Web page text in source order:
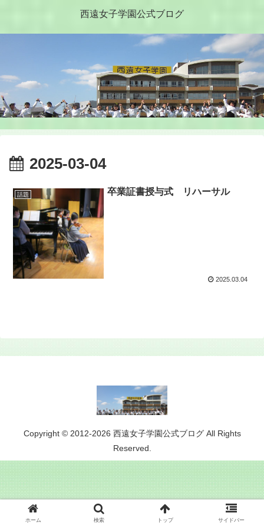
西遠女子学園公式ブログ
2025-03-04
話題 卒業証書授与式 リハーサル
2025.03.04
Copyright © 2012-2026 西遠女子学園公式ブログ All Rights
Reserved.
ホーム 検索 トップ サイドバー